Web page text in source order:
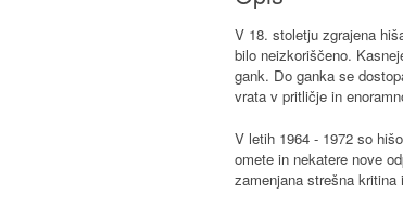
V 18. stoletju zgrajena
bilo neizkoriščeno.
gank. Do ganka se
vrata v pritličje in
V letih 1964 - 1972 so
omete in nekatere nove
zamenjana strešna kritina